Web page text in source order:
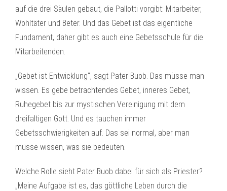
auf die drei Säulen gebaut, die Pallotti vorgibt: Mitarbeiter,
Wohltäter und Beter. Und das Gebet ist das eigentliche
Fundament, daher gibt es auch eine Gebetsschule für die
Mitarbeitenden.
„Gebet ist Entwicklung“, sagt Pater Buob. Das müsse man
wissen. Es gebe betrachtendes Gebet, inneres Gebet,
Ruhegebet bis zur mystischen Vereinigung mit dem
dreifaltigen Gott. Und es tauchen immer
Gebetsschwierigkeiten auf. Das sei normal, aber man
müsse wissen, was sie bedeuten.
Welche Rolle sieht Pater Buob dabei für sich als Priester?
„Meine Aufgabe ist es, das göttliche Leben durch die